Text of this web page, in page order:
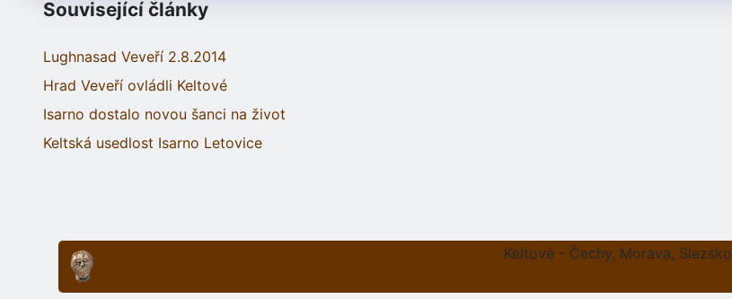
Související články
Lughnasad Veveří 2.8.2014
Hrad Veveří ovládli Keltové
Isarno dostalo novou šanci na život
Keltská usedlost Isarno Letovice
Keltové - Čechy, Morava, Slezsko